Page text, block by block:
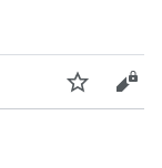
Следить